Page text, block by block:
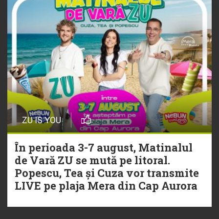
ZU IS YOU
În perioada 3-7 august, Matinalul
de Vară ZU se mută pe litoral.
Popescu, Tea și Cuza vor transmite
LIVE pe plaja Mera din Cap Aurora